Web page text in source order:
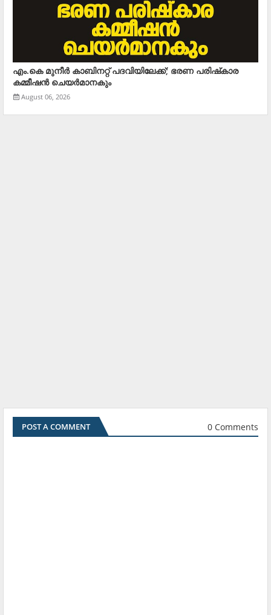
എം.കെ മുനീര്‍ കാബിനറ്റ് പദവിയിലേക്ക്; ഭരണ പരിഷ്‌കാര
കമ്മീഷന്‍ ചെയര്‍മാനകും
August 06, 2026
POST A COMMENT 0 Comments